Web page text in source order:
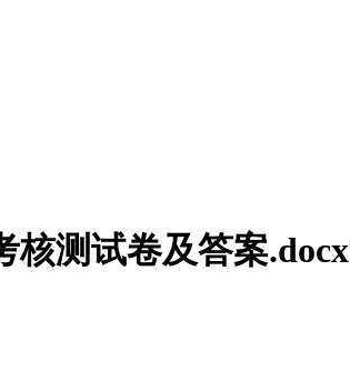
核测试卷及答案.docx